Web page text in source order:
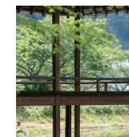
を開催します。